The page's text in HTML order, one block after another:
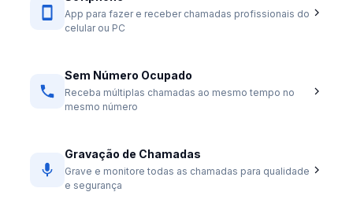
App para fazer e receber chamadas profissionais do
celular ou PC
Sem Número Ocupado
Receba múltiplas chamadas ao mesmo tempo no
mesmo número
Gravação de Chamadas
Grave e monitore todas as chamadas para qualidade
e segurança